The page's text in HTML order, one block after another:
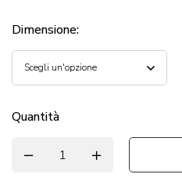
Dimensione:
Quantità